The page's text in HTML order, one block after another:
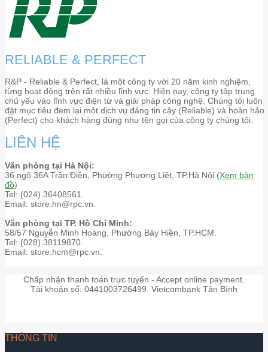
RELIABLE & PERFECT
R&P - Reliable & Perfect, là một công ty với 20 năm kinh nghiệm,
từng hoạt động trên rất nhiều lĩnh vực. Hiện nay, công ty tập trung
chủ yếu vào lĩnh vực điện tử và giải pháp công nghệ. Chúng tôi luôn
đặt mục tiêu đem lại một dịch vụ đáng tin cậy (Reliable) và hoàn hảo
(Perfect) cho khách hàng đúng như tên gọi của công ty chúng tôi.
LIÊN HỆ
Văn phòng tại Hà Nội:
36 ngõ 36A Trần Điền, Phường Phương Liệt, TP.Hà Nội.(Xem bản
đồ)
Tel: (024) 36408561.
Email: store.hn@rpc.vn.
Văn phòng tại TP. Hồ Chí Minh:
58/57 Nguyễn Minh Hoàng, Phường Bảy Hiền, TP.HCM.
Tel: (028) 38119870.
Email: store.hcm@rpc.vn.
Chấp nhận thanh toán trực tuyến - Accept online payment.
Tài khoản số: 0441003726499. Vietcombank Tân Bình
THÔNG TIN